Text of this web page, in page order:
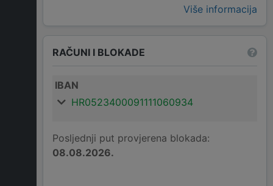
Više informacija
RAČUNI I BLOKADE
IBAN
HR0523400091111060934
Posljednji put provjerena blokada:
08.08.2026.